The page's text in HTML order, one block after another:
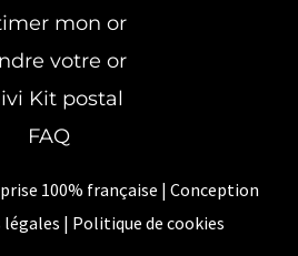
mon or
votre or
Kit postal
FAQ
100% française | Conception
| Politique de cookies